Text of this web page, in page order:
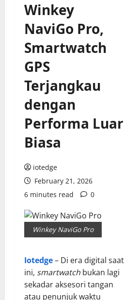
Winkey
NaviGo Pro,
Smartwatch
GPS
Terjangkau
dengan
Performa Luar
Biasa
iotedge
February 21, 2026
6 minutes read
0
Winkey NaviGo Pro
Iotedge– Di era digital saat
ini, smartwatch bukan lagi
sekadar aksesori tangan
atau penunjuk waktu